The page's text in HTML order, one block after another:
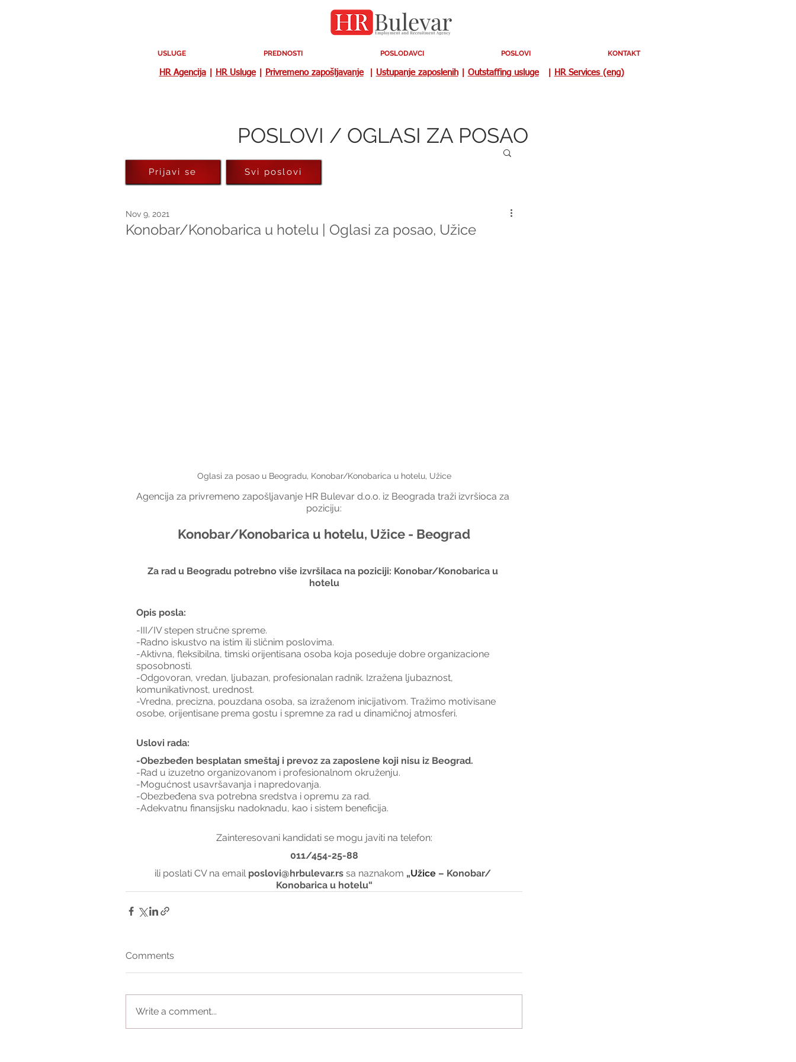
USLUGE PREDNOSTI POSLODAVCI POSLOVI KONTAKT
HR Agencija| HR Usluge| Privremeno zapošljavanje| Ustupanje zaposlenih| Outstaffing usluge| HR Services (eng)
POSLOVI / OGLASI ZA POSAO
Konobar/Konobarica u hotelu | Oglasi za posao, Užice
Nov 9, 2021
Oglasi za posao u Beogradu, Konobar/Konobarica u hotelu, Užice
Agencija za privremeno zapošljavanje HR Bulevar d.o.o. iz Beograda traži izvršioca za
poziciju:
Konobar/Konobarica u hotelu, Užice - Beograd
Za rad u Beogradu potrebno više izvršilaca na poziciji: Konobar/Konobarica u
hotelu
Opis posla:
-III/IV stepen stručne spreme.
-Radno iskustvo na istim ili sličnim poslovima.
-Aktivna, fleksibilna, timski orijentisana osoba koja poseduje dobre organizacione
sposobnosti.
-Odgovoran, vredan, ljubazan, profesionalan radnik. Izražena ljubaznost,
komunikativnost, urednost.
-Vredna, precizna, pouzdana osoba, sa izraženom inicijativom. Tražimo motivisane
osobe, orijentisane prema gostu i spremne za rad u dinamičnoj atmosferi.
Uslovi rada:
-Obezbeđen besplatan smeštaj i prevoz za zaposlene koji nisu iz Beograd.
-Rad u izuzetno organizovanom i profesionalnom okruženju.
-Mogućnost usavršavanja i napredovanja.
-Obezbeđena sva potrebna sredstva i opremu za rad.
-Adekvatnu finansijsku nadoknadu, kao i sistem beneficija.
Zainteresovani kandidati se mogu javiti na telefon:
011/454-25-88
ili poslati CV na email poslovi@hrbulevar.rs sa naznakom „Užice – Konobar/
Konobarica u hotelu“
Comments
Write a comment...
Prijavi se Svi poslovi